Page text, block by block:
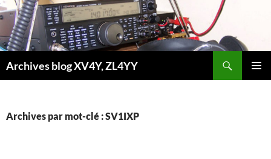
Aller
au
contenu
Archives blog XV4Y, ZL4YY
Archives par mot-clé : SV1IXP